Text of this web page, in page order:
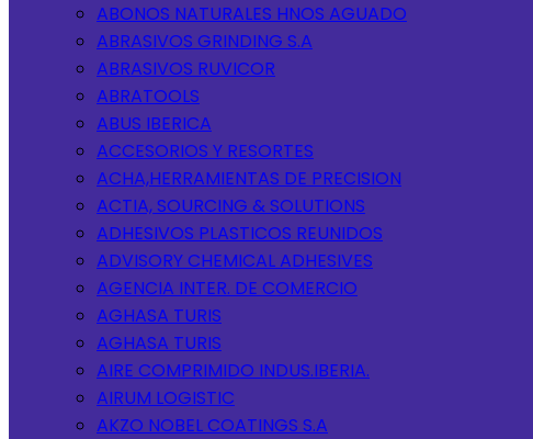
ABONOS NATURALES HNOS AGUADO
ABRASIVOS GRINDING S.A
ABRASIVOS RUVICOR
ABRATOOLS
ABUS IBERICA
ACCESORIOS Y RESORTES
ACHA,HERRAMIENTAS DE PRECISION
ACTIA, SOURCING & SOLUTIONS
ADHESIVOS PLASTICOS REUNIDOS
ADVISORY CHEMICAL ADHESIVES
AGENCIA INTER. DE COMERCIO
AGHASA TURIS
AGHASA TURIS
AIRE COMPRIMIDO INDUS.IBERIA.
AIRUM LOGISTIC
AKZO NOBEL COATINGS S.A